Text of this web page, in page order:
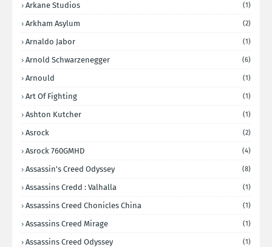
Arkane Studios (1)
Arkham Asylum (2)
Arnaldo Jabor (1)
Arnold Schwarzenegger (6)
Arnould (1)
Art Of Fighting (1)
Ashton Kutcher (1)
Asrock (2)
Asrock 760GMHD (4)
Assassin's Creed Odyssey (8)
Assassins Credd : Valhalla (1)
Assassins Creed Chonicles China (1)
Assassins Creed Mirage (1)
Assassins Creed Odyssey (1)